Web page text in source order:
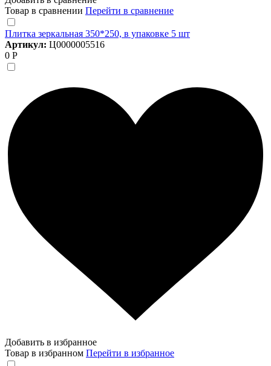
Товар в сравнении Перейти в сравнение
Плитка зеркальная 350*250, в упаковке 5 шт
Артикул: Ц0000005516
0 Р
Добавить в избранное
Товар в избранном Перейти в избранное